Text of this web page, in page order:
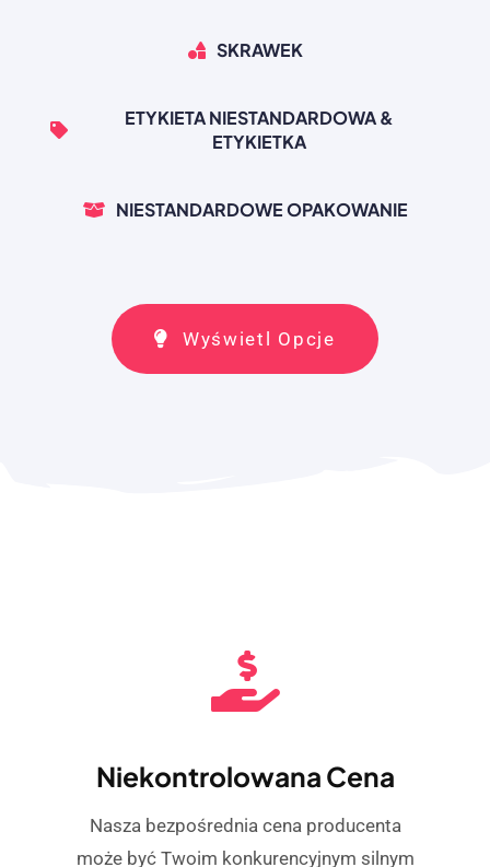
SKRAWEK
ETYKIETA NIESTANDARDOWA &
ETYKIETKA
NIESTANDARDOWE OPAKOWANIE
Wyświetl Opcje
Niekontrolowana Cena
Nasza bezpośrednia cena producenta
może być Twoim konkurencyjnym silnym